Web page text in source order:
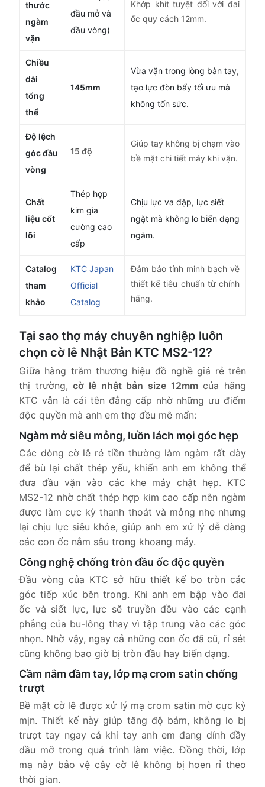
thước
ngàm
vặn
đầu mở và
đầu vòng)
Khớp khít tuyệt đối với đai
ốc quy cách 12mm.
Chiều
dài
tổng
thể
145mm
Vừa vặn trong lòng bàn tay,
tạo lực đòn bẩy tối ưu mà
không tốn sức.
Độ lệch
góc đầu
vòng
15 độ
Giúp tay không bị chạm vào
bề mặt chi tiết máy khi vặn.
Chất
liệu cốt
lõi
Thép hợp
kim gia
cường cao
cấp
Chịu lực va đập, lực siết
ngặt mà không lo biến dạng
ngàm.
Catalog
tham
khảo
KTC Japan
Official
Catalog
Đảm bảo tính minh bạch về
thiết kế tiêu chuẩn từ chính
hãng.
Tại sao thợ máy chuyên nghiệp luôn
chọn cờ lê Nhật Bản KTC MS2-12?
Giữa hàng trăm thương hiệu đồ nghề giá rẻ trên
thị trường,cờ lê nhật bản size 12mmcủa hãng
KTC vẫn là cái tên đẳng cấp nhờ những ưu điểm
độc quyền mà anh em thợ đều mê mẩn:
Ngàm mở siêu mỏng, luồn lách mọi góc hẹp
Các dòng cờ lê rẻ tiền thường làm ngàm rất dày
để bù lại chất thép yếu, khiến anh em không thể
đưa đầu vặn vào các khe máy chật hẹp. KTC
MS2-12 nhờ chất thép hợp kim cao cấp nên ngàm
được làm cực kỳ thanh thoát và mỏng nhẹ nhưng
lại chịu lực siêu khỏe, giúp anh em xử lý dễ dàng
các con ốc nằm sâu trong khoang máy.
Công nghệ chống tròn đầu ốc độc quyền
Đầu vòng của KTC sở hữu thiết kế bo tròn các
góc tiếp xúc bên trong. Khi anh em bập vào đai
ốc và siết lực, lực sẽ truyền đều vào các cạnh
phẳng của bu-lông thay vì tập trung vào các góc
nhọn. Nhờ vậy, ngay cả những con ốc đã cũ, rỉ sét
cũng không bao giờ bị tròn đầu hay biến dạng.
Cầm nắm đầm tay, lớp mạ crom satin chống
trượt
Bề mặt cờ lê được xử lý mạ crom satin mờ cực kỳ
mịn. Thiết kế này giúp tăng độ bám, không lo bị
trượt tay ngay cả khi tay anh em đang dính đầy
dầu mỡ trong quá trình làm việc. Đồng thời, lớp
mạ này bảo vệ cây cờ lê không bị hoen rỉ theo
thời gian.